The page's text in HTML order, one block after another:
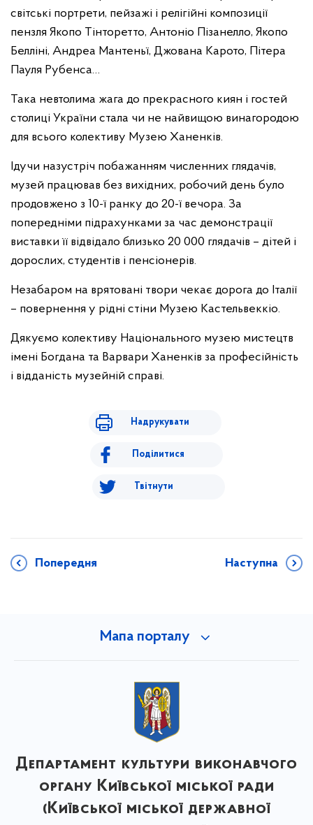
світські портрети, пейзажі і релігійні композиції
пензля Якопо Тінторетто, Антоніо Пізанелло, Якопо
Белліні, Андреа Мантеньї, Джована Карото, Пітера
Пауля Рубенса…
Така невтолима жага до прекрасного киян і гостей
столиці України стала чи не найвищою винагородою
для всього колективу Музею Ханенків.
Ідучи назустріч побажанням численних глядачів,
музей працював без вихідних, робочий день було
продовжено з 10-ї ранку до 20-ї вечора. За
попередніми підрахунками за час демонстрації
виставки її відвідало близько 20 000 глядачів – дітей і
дорослих, студентів і пенсіонерів.
Незабаром на врятовані твори чекає дорога до Італії
– повернення у рідні стіни Музею Кастельвеккіо.
Дякуємо колективу Національного музею мистецтв
імені Богдана та Варвари Ханенків за професійність
і відданість музейній справі.
Надрукувати
Поділитися
Твітнути
Попередня Наступна
Мапа порталу
Департамент культури виконавчого
органу Київської міської ради
(Київської міської державної